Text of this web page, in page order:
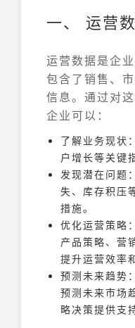
一、 运营
运营数据是企
包含了销售、
信息。通过对
企业可以：
了解业务现状
户增长等关键
发现潜在问题
失、库存积压
措施。
优化运营策略
产品策略、营
提升运营效率
预测未来趋势
预测未来市场
略决策提供支